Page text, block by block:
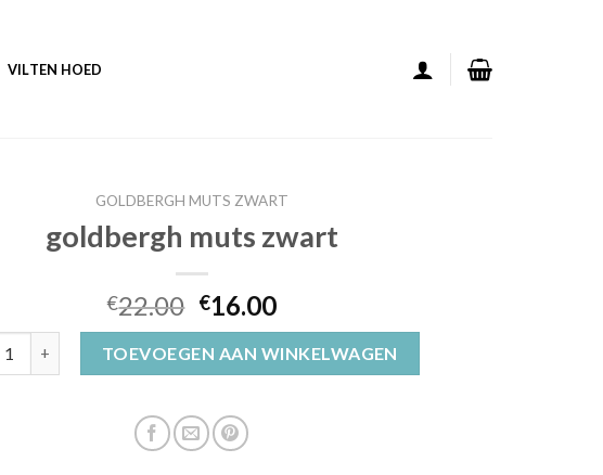
VILTEN HOED
GOLDBERGH MUTS ZWART
goldbergh muts zwart
€22.00 €16.00
TOEVOEGEN AAN WINKELWAGEN